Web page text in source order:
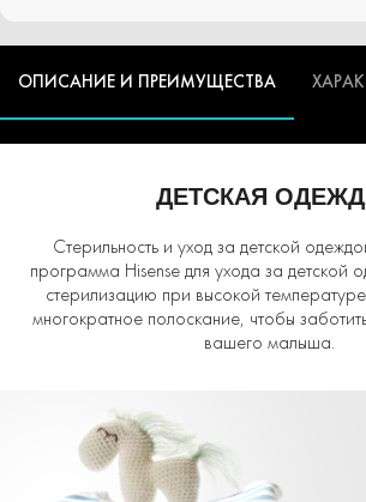
ОПИСАНИЕ И ПРЕИМУЩЕСТВА
ДЕТСКАЯ
Стерильность и уход за детской
программа Hisense для ухода за детской
стерилизацию при высокой
многократное полоскание, чтобы
вашего малыша.